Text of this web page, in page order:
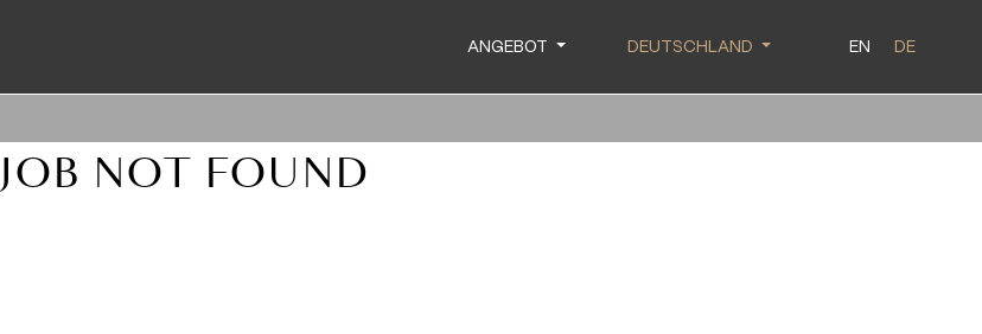
ANGEBOT DEUTSCHLAND EN DE
JOB NOT FOUND